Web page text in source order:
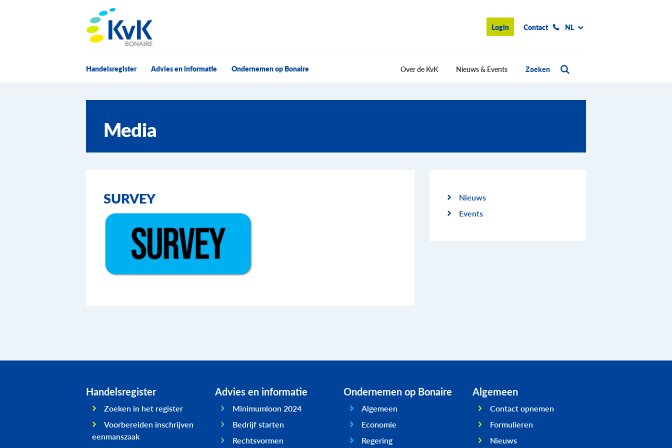
Login Contact NL
Handelsregister Advies en informatie Ondernemen op Bonaire Over de KvK Nieuws & Events Zoeken
Media
SURVEY
Nieuws
Events
Handelsregister
Zoeken in het register
Voorbereiden inschrijven
eenmanszaak
Advies en informatie
Minimumloon 2024
Bedrijf starten
Rechtsvormen
Ondernemen op Bonaire
Algemeen
Economie
Regering
Algemeen
Contact opnemen
Formulieren
Nieuws